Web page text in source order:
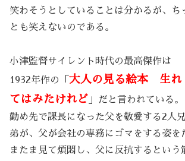
笑わそうとしていることは分かるが、ち
とも笑えないのである。
小津監督サイレント時代の最高傑作は
1932年作の「 大人の見る絵本 生れ
てはみたけれど 」だと言われている。
勤め先で課長になった父を敬愛する2人兄
弟が、父が会社の専務にゴマをする姿を
またま見て煩悶し、父に反抗するという